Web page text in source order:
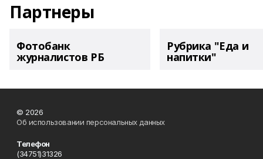
Партнеры
Фотобанк
журналистов РБ
Рубрика "Еда и
напитки"
© 2026
Об использовании персональных данных
Телефон
(34751)31326